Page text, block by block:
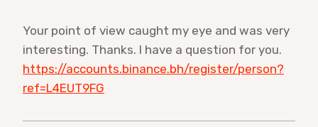
Your point of view caught my eye and was very
interesting. Thanks. I have a question for you.
https://accounts.binance.bh/register/person?
ref=L4EUT9FG